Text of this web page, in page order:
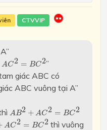
CTVVIP
AC2 = BC2
C =
”
giác ABC có
ABC vuông tại A”
AB2 + AC2 = BC2
2 =
AC2 = BC2
AC2= C 2
thì vuông